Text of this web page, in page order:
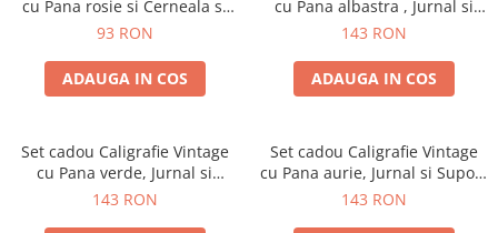
cu Pana rosie si Cerneala si
Accesorii, 7 piese
93 RON
ADAUGA IN COS
cu Pana albastra , Jurnal si
Suport pentru stilou, 9 piese
143 RON
ADAUGA IN COS
Set cadou Caligrafie Vintage
cu Pana verde, Jurnal si
Suport pentru stilou, 9 piese
143 RON
Set cadou Caligrafie Vintage
cu Pana aurie, Jurnal si Suport
pentru stilou, 9 piese
143 RON